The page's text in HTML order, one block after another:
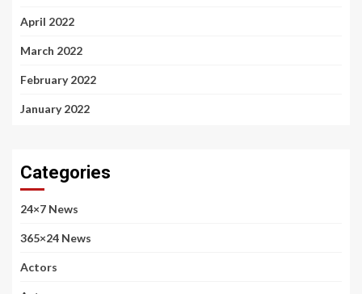
April 2022
March 2022
February 2022
January 2022
Categories
24×7 News
365×24 News
Actors